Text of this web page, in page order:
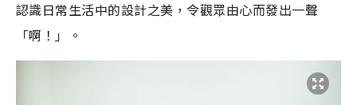
認識日常生活中的設計之美，令觀眾由心而發出一聲
「啊！」。